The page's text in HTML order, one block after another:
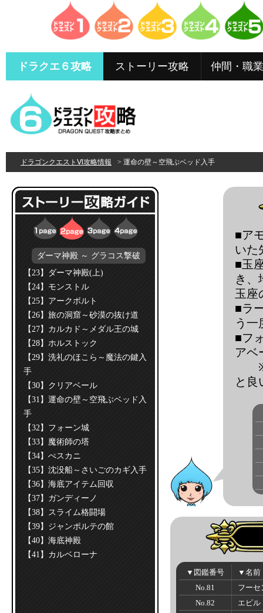
ドラクエ６攻略 ストーリー攻略 仲間・職業
ドラゴンクエストⅥ攻略情報 > 運命の壁～空飛ぶベッド入手
ダーマ神殿 ～ グラコス撃破
【23】ダーマ神殿(上)
【24】モンストル
【25】アークボルト
【26】旅の洞窟～砂漠の抜け道
【27】カルカド～メダル王の城
【28】ホルストック
【29】洗礼のほこら～魔法の鍵入
手
【30】クリアベール
【31】運命の壁～空飛ぶベッド入
手
【32】フォーン城
【33】魔術師の塔
【34】ぺスカニ
【35】沈没船～さいごのカギ入手
【36】海底アイテム回収
【37】ガンディーノ
【38】スライム格闘場
【39】ジャンポルテの館
【40】海底神殿
【41】カルベローナ
■ア
いた
■玉
き、
玉座
■ラ
う一
■フ
アベ
と良
▼図鑑番号
▼名前
No.81
フーセ
No.82
エビル